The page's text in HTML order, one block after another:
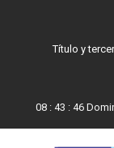
Título y
08 : 43 : 47